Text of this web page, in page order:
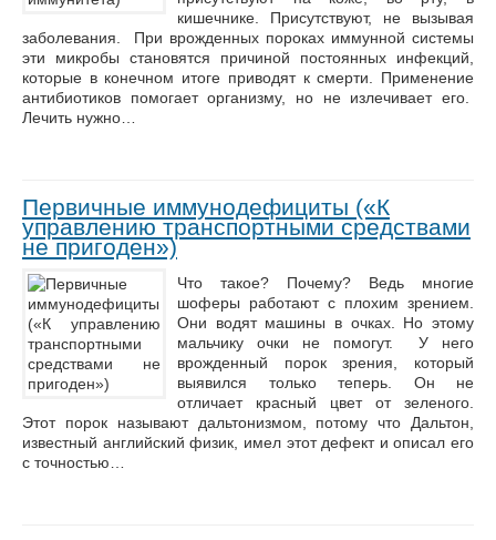
кишечнике. Присутствуют, не вызывая
заболевания. При врожденных пороках иммунной системы
эти микробы становятся причиной постоянных инфекций,
которые в конечном итоге приводят к смерти. Применение
антибиотиков помогает организму, но не излечивает его.
Лечить нужно…
Первичные иммунодефициты («К
управлению транспортными средствами
не пригоден»)
Что такое? Почему? Ведь многие
шоферы работают с плохим зрением.
Они водят машины в очках. Но этому
мальчику очки не помогут. У него
врожденный порок зрения, который
выявился только теперь. Он не
отличает красный цвет от зеленого.
Этот порок называют дальтонизмом, потому что Дальтон,
известный английский физик, имел этот дефект и описал его
с точностью…